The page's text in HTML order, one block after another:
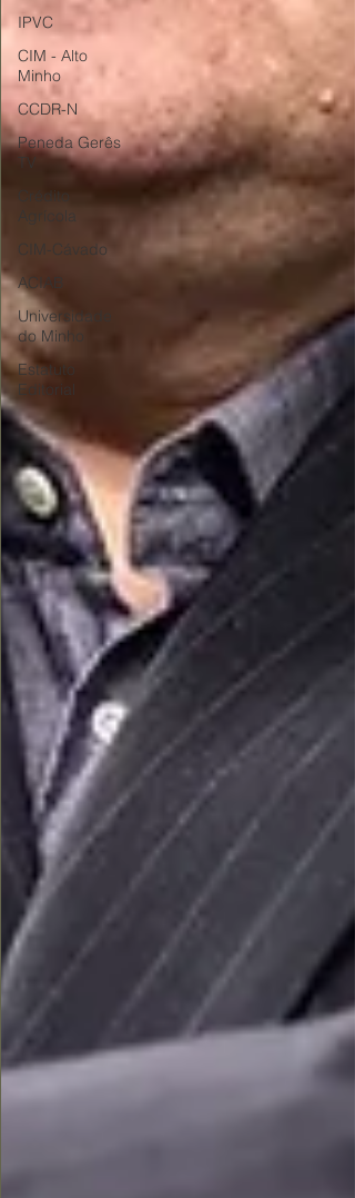
IPVC
CIM - Alto
Minho
CCDR-N
Peneda Gerês
TV
Crédito
Agrícola
CIM-Cávado
ACIAB
Universidade
do Minho
Estatuto
Editorial